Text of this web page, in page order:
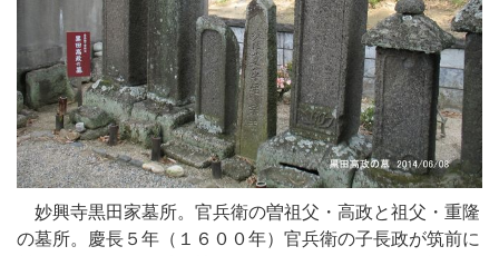
妙興寺黒田家墓所。官兵衛の曽祖父・高政と祖父・重隆
の墓所。慶長５年（１６００年）官兵衛の子長政が筑前に